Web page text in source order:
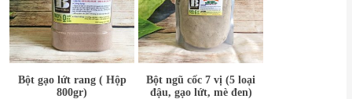
Bột gạo lứt rang ( Hộp
800gr)
Bột ngũ cốc 7 vị (5 loại
đậu, gạo lứt, mè đen)